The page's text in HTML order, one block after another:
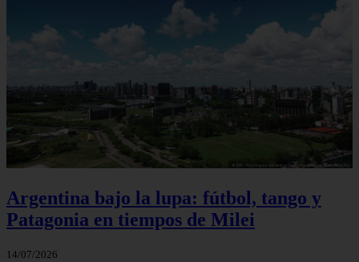
Argentina bajo la lupa: fútbol, tango y
Patagonia en tiempos de Milei
14/07/2026